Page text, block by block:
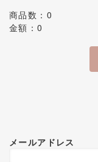
商品数：0
金額：0
メールアドレス